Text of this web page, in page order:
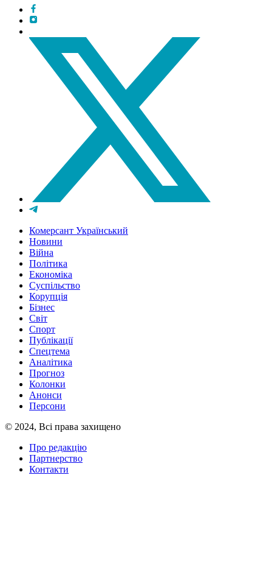
Комерсант Український
Новини
Війна
Політика
Економіка
Суспільство
Корупція
Бізнес
Світ
Спорт
Публікації
Спецтема
Аналітика
Прогноз
Колонки
Анонси
Персони
© 2024, Всі права захищено
Про редакцію
Партнерство
Контакти